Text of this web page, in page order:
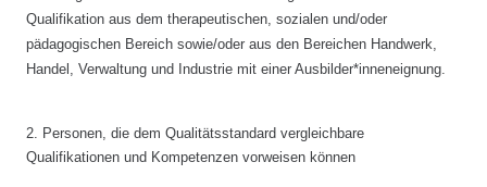
Qualifikation aus dem therapeutischen, sozialen und/oder
pädagogischen Bereich sowie/oder aus den Bereichen Handwerk,
Handel, Verwaltung und Industrie mit einer Ausbilder*inneneignung.
2. Personen, die dem Qualitätsstandard vergleichbare
Qualifikationen und Kompetenzen vorweisen können